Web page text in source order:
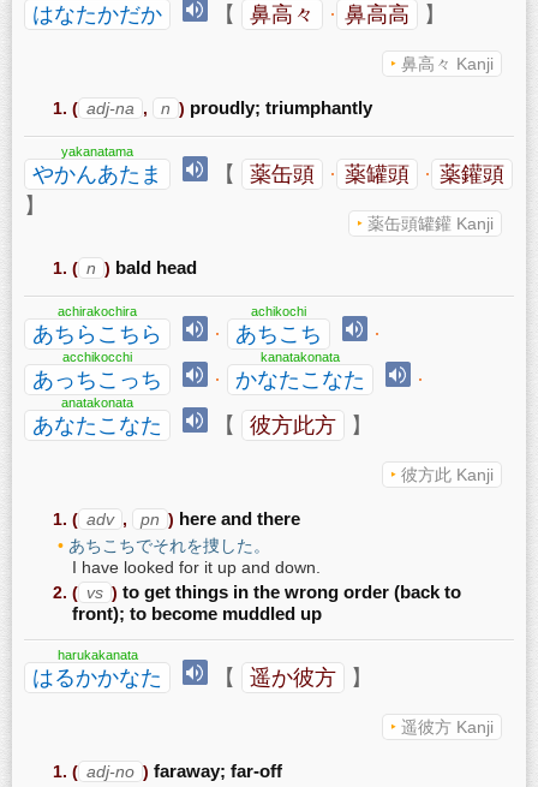
はなたかだか 【 鼻高々 · 鼻高高 】
鼻高々 Kanji
( adj-na , n ) proudly; triumphantly
やかんあたま
yakanatama
【 薬缶頭 · 薬罐頭 · 薬鑵頭
】
薬缶頭罐鑵 Kanji
( n ) bald head
あちらこちら
achirakochira
· あちこち
achikochi
·
あっちこっち
acchikocchi
· かなたこなた
kanatakonata
·
あなたこなた
anatakonata
【 彼方此方 】
彼方此 Kanji
( adv , pn ) here and there
あちこちでそれを捜した。
I have looked for it up and down.
( vs ) to get things in the wrong order (back to
front); to become muddled up
はるかかなた
harukakanata
【 遥か彼方 】
遥彼方 Kanji
( adj-no ) faraway; far-off